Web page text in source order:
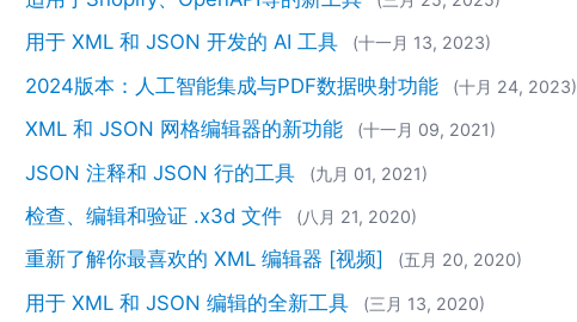
用于 XML 和 JSON 开发的 AI 工具 (十一月 13, 2023)
2024版本：人工智能集成与PDF数据映射功能 (十月 24, 2023)
XML 和 JSON 网格编辑器的新功能 (十一月 09, 2021)
JSON 注释和 JSON 行的工具 (九月 01, 2021)
检查、编辑和验证 .x3d 文件 (八月 21, 2020)
重新了解你最喜欢的 XML 编辑器 [视频] (五月 20, 2020)
用于 XML 和 JSON 编辑的全新工具 (三月 13, 2020)